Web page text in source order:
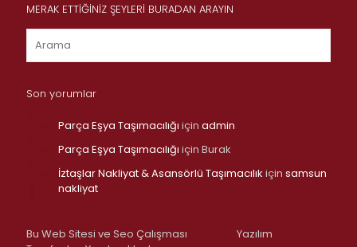
MERAK ETTİĞİNİZ ŞEYLERİ BURADAN ARAYIN
Son yorumlar
Parça Eşya Taşımacılığı için admin
Parça Eşya Taşımacılığı için Burak
İztaşlar Nakliyat & Asansörlü Taşımacılık için samsun
nakliyat
Bu Web Sitesi ve Seo Çalışması
Yazılım